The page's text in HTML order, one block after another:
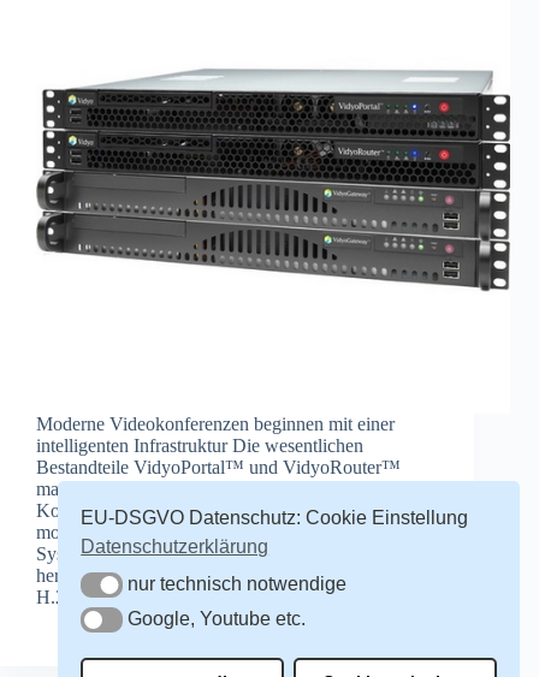
Moderne Videokonferenzen beginnen mit einer
intelligenten Infrastruktur Die wesentlichen
Bestandteile VidyoPortal™ und VidyoRouter™
machen Vidyo™Conferencing zur einzigen
Kollaborationsplattform, die Telepresence für Nutzer
mobiler Endgeräte, PCs, Raum-, und Telepresence-
Systeme gleichermaßen bietet – über jedes
herkömmliche IP-Netz. Durch Nutzung des neuen
H.264 SVC (Scalable Video…
Redakteur
25. Mai 2011
EU-DSGVO Datenschutz: Cookie Einstellung
Datenschutzerklärung
nur technisch notwendige
nur technisch notwendige
Google, Youtube etc.
Google, Youtube etc.